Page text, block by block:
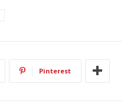
Pinterest